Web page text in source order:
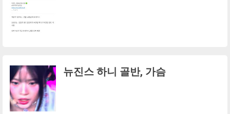
뉴진스 하니 골반, 가슴